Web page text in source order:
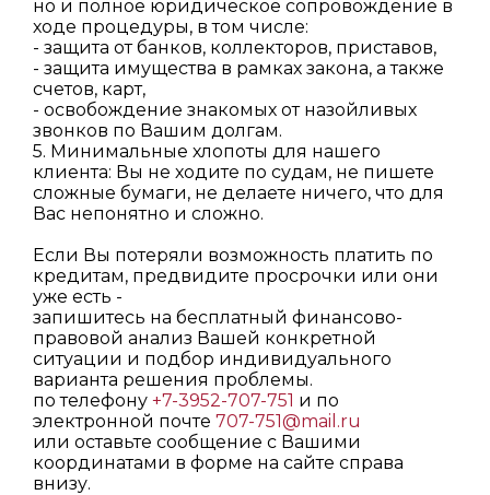
но и полное юридическое сопровождение в
ходе процедуры, в том числе:
- защита от банков, коллекторов, приставов,
- защита имущества в рамках закона, а также
счетов, карт,
- освобождение знакомых от назойливых
звонков по Вашим долгам.
5. Минимальные хлопоты для нашего
клиента: Вы не ходите по судам, не пишете
сложные бумаги, не делаете ничего, что для
Вас непонятно и сложно.
Если Вы потеряли возможность платить по
кредитам, предвидите просрочки или они
уже есть -
запишитесь на бесплатный финансово-
правовой анализ Вашей конкретной
ситуации и подбор индивидуального
варианта решения проблемы.
по телефону +7-3952-707-751 и по
электронной почте 707-751@mail.ru
или оставьте сообщение с Вашими
координатами в форме на сайте справа
внизу.